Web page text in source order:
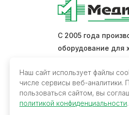
С 2005 года
оборудование для
Обратная связь
Наш сайт использует файлы
числе сервисы веб-аналитики.
пользоваться сайтом, вы
политикой конфиденциальности.